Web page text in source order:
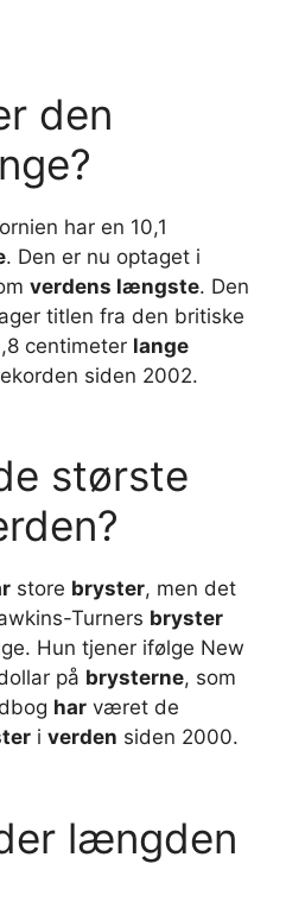
den
har en 10,1
. Den er nu optaget i
verdens længste. Den
titlen fra den britiske
centimeter lange
siden 2002.
største
store bryster, men det
Turners bryster
Hun tjener ifølge New
på brysterne, som
har været de
i verden siden 2000.
længden